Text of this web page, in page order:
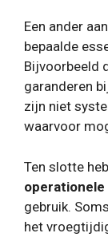
Een ander
bepaalde
Bijvoorbeeld
garanderen
zijn niet
waarvoor
Ten slotte
gebruik.
het